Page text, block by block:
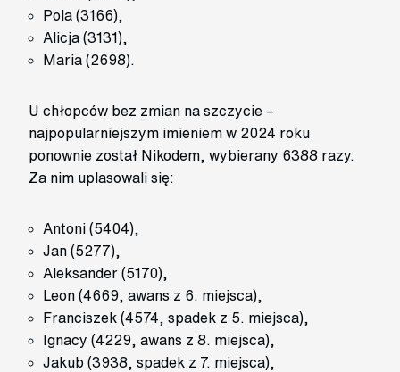
Pola (3166),
Alicja (3131),
Maria (2698).
U chłopców bez zmian na szczycie –
najpopularniejszym imieniem w 2024 roku
ponownie został Nikodem, wybierany 6388 razy.
Za nim uplasowali się:
Antoni (5404),
Jan (5277),
Aleksander (5170),
Leon (4669, awans z 6. miejsca),
Franciszek (4574, spadek z 5. miejsca),
Ignacy (4229, awans z 8. miejsca),
Jakub (3938, spadek z 7. miejsca),